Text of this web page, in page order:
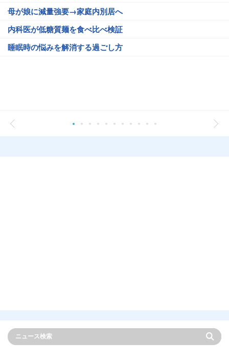
母が娘に減量強要→家庭内別居へ
内科医が低糖質麺を食べ比べ検証
睡眠時の悩みを解消する過ごし方